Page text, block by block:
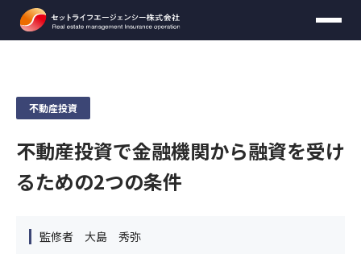
不動産投資
不動産投資で金融機関から融資を受け
るための2つの条件
監修者 大島 秀弥
【頭金のかからない不動産運用マニュアル】をお送りいた
します。
必要事項をご入力のうえ、送信してください。
必要事項をご入力のうえ、送信してください。
無料セミナーの時間は 30分